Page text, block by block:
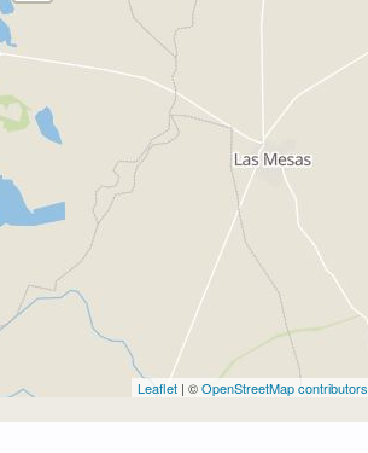
Leaflet | ©OpenStreetMap contributors